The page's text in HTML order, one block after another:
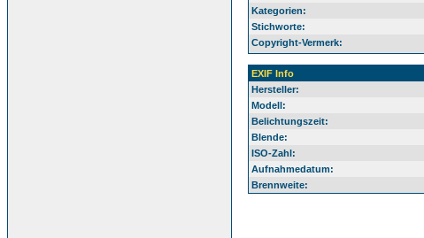
Kategorien:
Stichworte:
Copyright-Vermerk:
EXIF Info
Hersteller:
Modell:
Belichtungszeit:
Blende:
ISO-Zahl:
Aufnahmedatum:
Brennweite: